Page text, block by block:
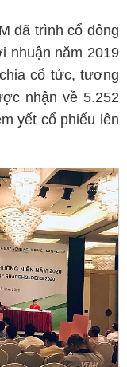
đã trình cổ đông
nhuận năm 2019
cổ tức, tương
nhận về 5.252
yết cổ phiếu lên